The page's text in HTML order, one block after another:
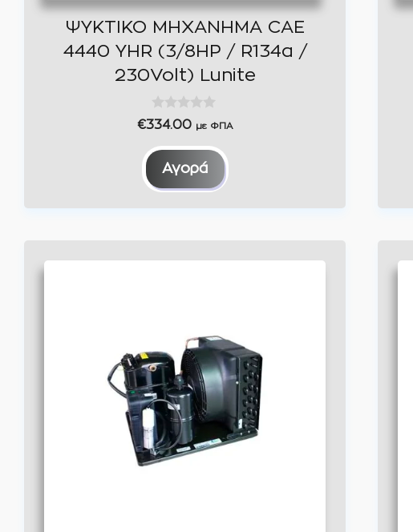
ΨΥΚΤΙΚΟ ΜΗΧΑΝΗΜΑ CAE
4440 YHR (3/8HP / R134a /
230Volt) Lunite
0
o
u
t
5
€334.00 με ΦΠΑ
Αγορά